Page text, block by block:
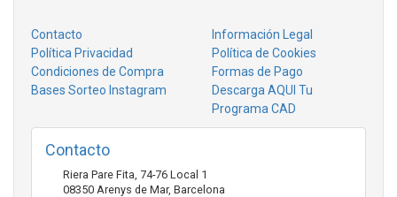
Contacto
Información Legal
Política Privacidad
Política de Cookies
Condiciones de Compra
Formas de Pago
Bases Sorteo Instagram
Descarga AQUI Tu
Programa CAD
Contacto
Riera Pare Fita, 74-76 Local 1
08350 Arenys de Mar, Barcelona